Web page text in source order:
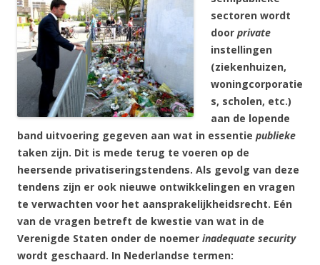
sectoren wordt
door private
instellingen
(ziekenhuizen,
woningcorporatie
s, scholen, etc.)
aan de lopende
band uitvoering gegeven aan wat in essentie publieke
taken zijn. Dit is mede terug te voeren op de
heersende privatiseringstendens. Als gevolg van deze
tendens zijn er ook nieuwe ontwikkelingen en vragen
te verwachten voor het aansprakelijkheidsrecht. Eén
van de vragen betreft de kwestie van wat in de
Verenigde Staten onder de noemer inadequate security
wordt geschaard. In Nederlandse termen: